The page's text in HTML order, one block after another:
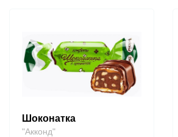
Шоконатка
"Акконд"